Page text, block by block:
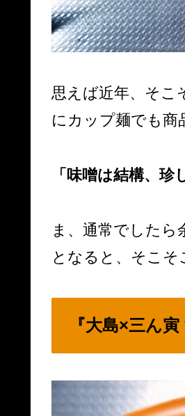
思えば近年、そこ
にカップ麺でも商
「味噌は結構、珍
ま、通常でしたら
となると、そこそ
『大島×三ん